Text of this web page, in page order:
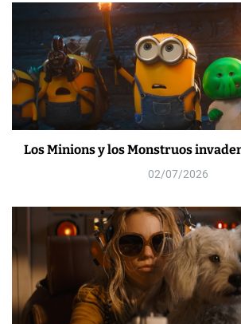
Los Minions y los Monstruos
02/07/2026